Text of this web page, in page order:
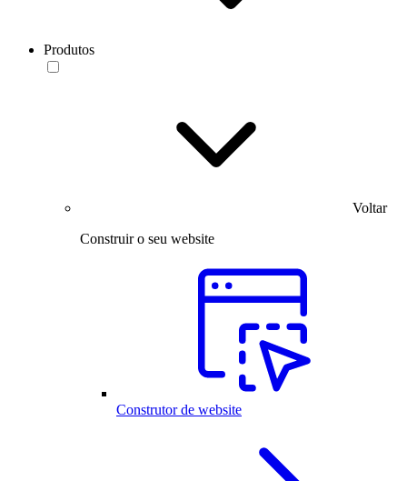
Produtos
Voltar
Construir o seu website
Construtor de website